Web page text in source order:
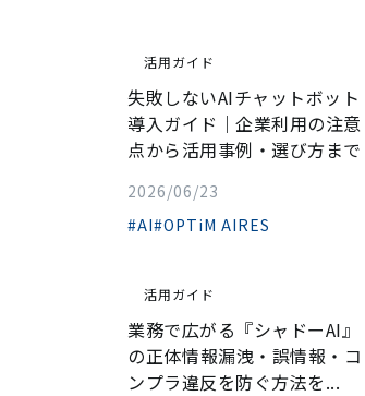
活用ガイド
失敗しないAIチャットボット
導入ガイド｜企業利用の注意
点から活用事例・選び方まで
2026/06/23
#AI#OPTiM AIRES
活用ガイド
業務で広がる『シャドーAI』
の正体――情報漏洩・誤情報・コ
ンプラ違反を防ぐ方法を...